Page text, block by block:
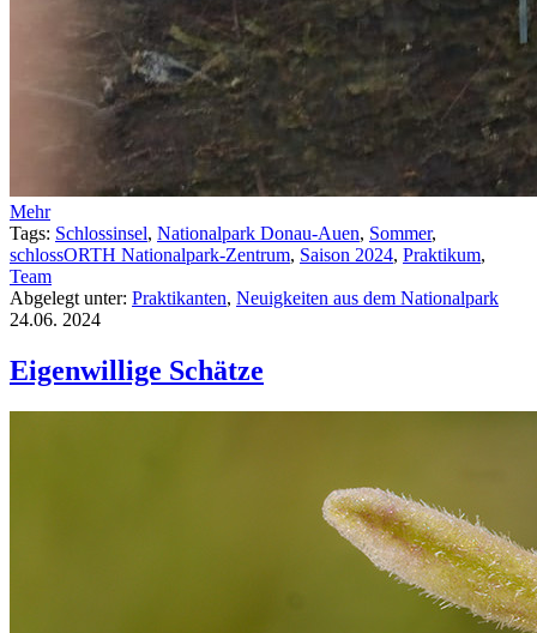
Mehr
Tags: Schlossinsel, Nationalpark Donau-Auen, Sommer,
schlossORTH Nationalpark-Zentrum, Saison 2024, Praktikum,
Team
Abgelegt unter: Praktikanten, Neuigkeiten aus dem Nationalpark
24.06. 2024
Eigenwillige Schätze